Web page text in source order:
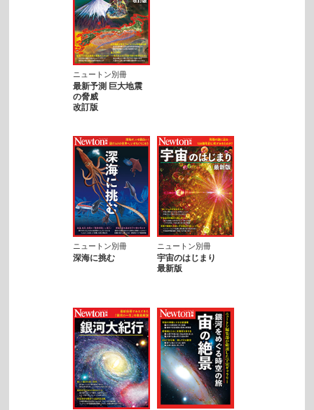
ニュートン別冊
最新予測 巨大地震
の脅威
改訂版
ニュートン別冊
深海に挑む
ニュートン別冊
宇宙のはじまり
最新版